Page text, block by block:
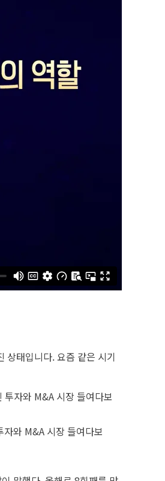
상태입니다. 요즘 같은 시기
와 M&A 시장 들여다보